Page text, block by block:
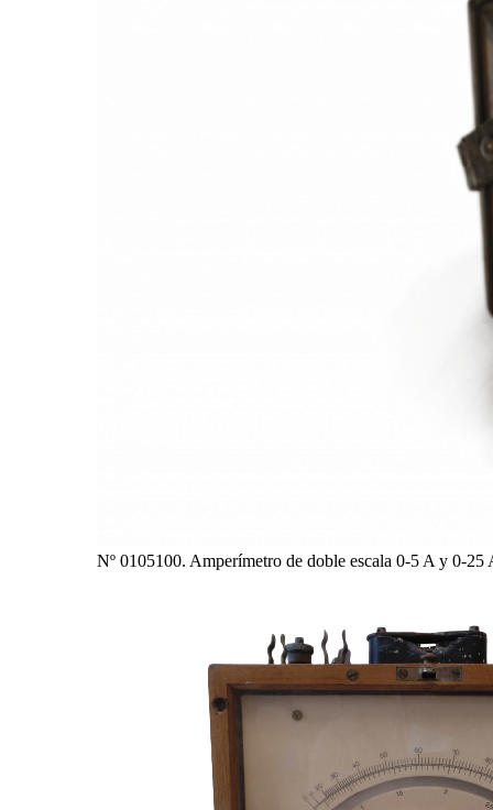
Nº 0105100. Amperímetro de doble escala 0-5 A y 0-25